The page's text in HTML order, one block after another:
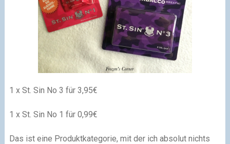
1 x St. Sin No 3 für 3,95€
1 x St. Sin No 1 für 0,99€
Das ist eine Produktkategorie, mit der ich absolut nichts